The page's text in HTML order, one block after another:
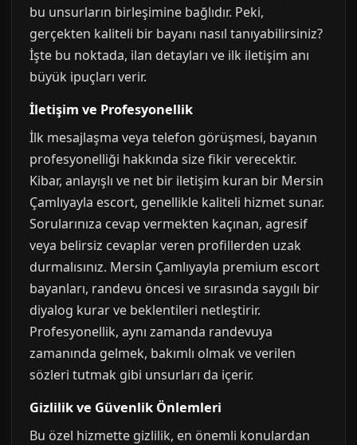
bu unsurların birleşimine bağlıdır. Peki,
gerçekten kaliteli bir bayanı nasıl tanıyabilirsiniz?
İşte bu noktada, ilan detayları ve ilk iletişim anı
büyük ipuçları verir.
İletişim ve Profesyonellik
İlk mesajlaşma veya telefon görüşmesi, bayanın
profesyonelliği hakkında size fikir verecektir.
Kibar, anlayışlı ve net bir iletişim kuran bir Mersin
Çamlıyayla escort, genellikle kaliteli hizmet sunar.
Sorularınıza cevap vermekten kaçınan, agresif
veya belirsiz cevaplar veren profillerden uzak
durmalısınız. Mersin Çamlıyayla premium escort
bayanları, randevu öncesi ve sırasında saygılı bir
diyalog kurar ve beklentileri netleştirir.
Profesyonellik, aynı zamanda randevuya
zamanında gelmek, bakımlı olmak ve verilen
sözleri tutmak gibi unsurları da içerir.
Gizlilik ve Güvenlik Önlemleri
Bu özel hizmette gizlilik, en önemli konulardan